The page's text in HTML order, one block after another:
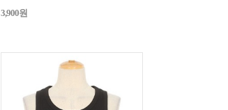
3,900원